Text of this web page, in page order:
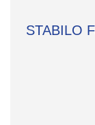
STABILO